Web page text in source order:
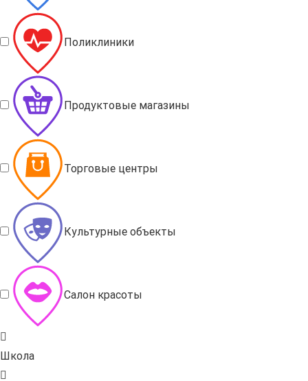
Поликлиники
Продуктовые магазины
Торговые центры
Культурные объекты
Салон красоты
Школа